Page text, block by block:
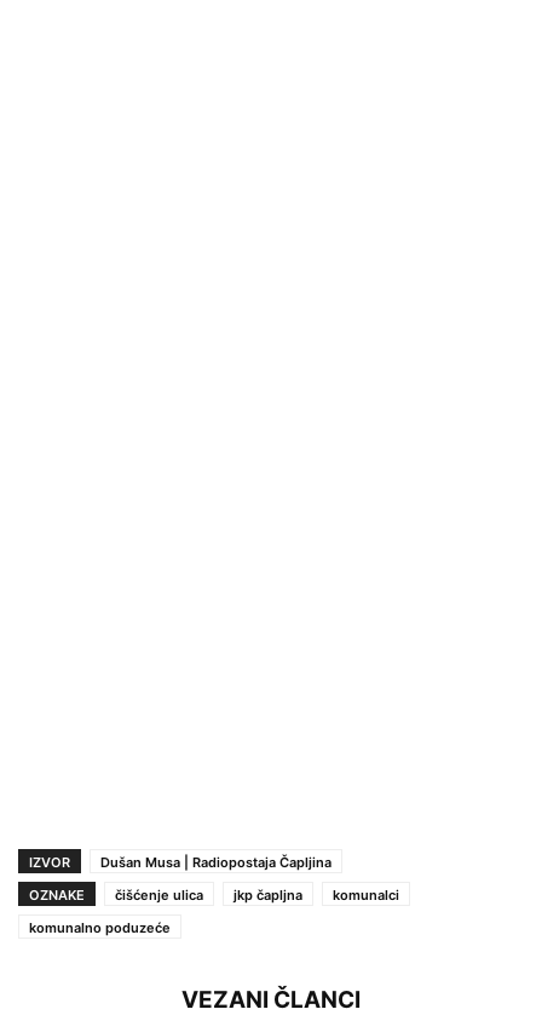
IZVOR
Dušan Musa | Radiopostaja Čapljina
OZNAKE
čišćenje ulica jkp čapljna
komunalci
komunalno poduzeće
VEZANI ČLANCI